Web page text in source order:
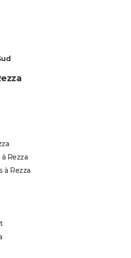
Rezza
à Rezza